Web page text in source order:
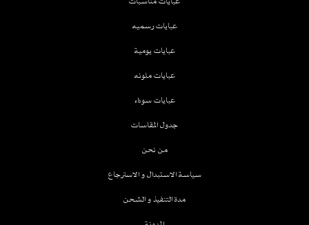
عبايات رسميه
عبايات يومية
عبايات ملونه
عبايات سوداء
جدول المقاسات
من نحن
سياسة الاستبدال و الاسترجاع
مدة التنفيذ و الشحن